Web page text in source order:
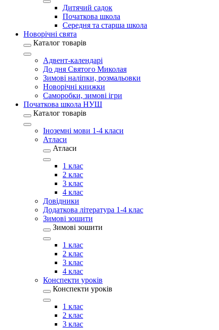
Дитячий садок
Початкова школа
Середня та старша школа
Новорічні свята
Каталог товарів
Адвент-календарі
До дня Святого Миколая
Зимові наліпки, розмальовки
Новорічні книжки
Саморобки, зимові ігри
Початкова школа НУШ
Каталог товарів
Іноземні мови 1-4 класи
Атласи
Атласи
1 клас
2 клас
3 клас
4 клас
Довідники
Додаткова література 1-4 клас
Зимові зошити
Зимові зошити
1 клас
2 клас
3 клас
4 клас
Конспекти уроків
Конспекти уроків
1 клас
2 клас
3 клас